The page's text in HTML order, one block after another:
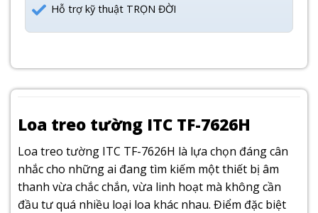
Hỗ trợ kỹ thuật TRỌN ĐỜI
Loa treo tường ITC TF-7626H
Loa treo tường ITC TF-7626H là lựa chọn đáng cân
nhắc cho những ai đang tìm kiếm một thiết bị âm
thanh vừa chắc chắn, vừa linh hoạt mà không cần
đầu tư quá nhiều loại loa khác nhau. Điểm đặc biệt